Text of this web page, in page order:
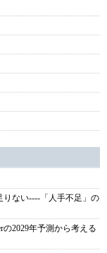
りない----「人手不足」の
2029年予測から考える